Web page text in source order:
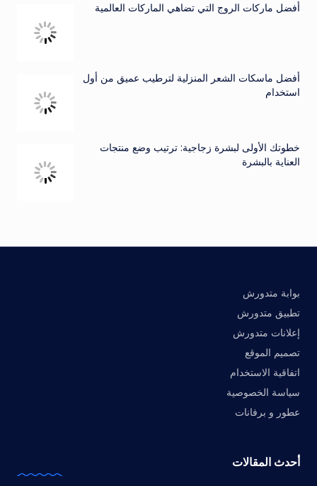
أفضل ماركات الروج التي تضاهي الماركات العالمية
أفضل ماسكات الشعر المنزلية لترطيب عميق من أول
استخدام
خطوتك الأولى لبشرة زجاجية: ترتيب وضع منتجات
العناية بالبشرة
بوابة متدورش
تطبيق متدورش
إعلانات متدورش
تصميم الموقع
اتفاقية الاستخدام
سياسة الخصوصية
عطور و برفانات
أحدث المقالات